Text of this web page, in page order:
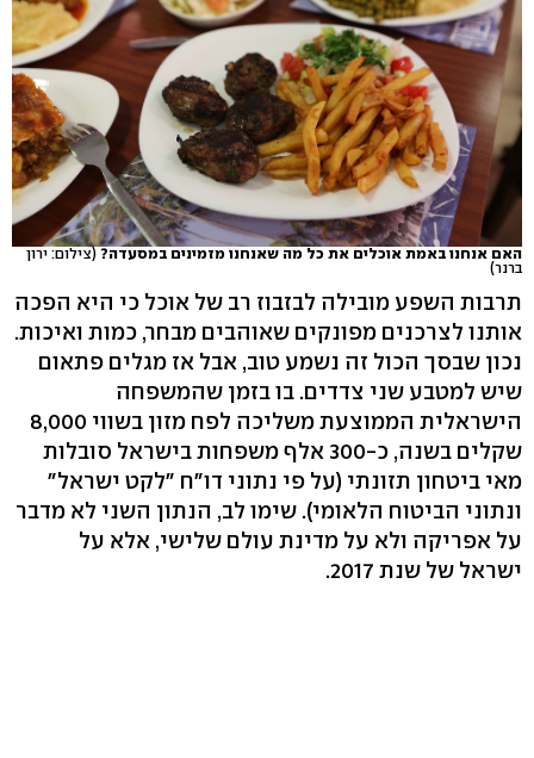
האם אנחנו באמת אוכלים את כל מה שאנחנו מזמינים במסעדה?(צילום: ירון
ברנר)
תרבות השפע מובילה לבזבוז רב של אוכל כי היא הפכה
אותנו לצרכנים מפונקים שאוהבים מבחר, כמות ואיכות.
נכון שבסך הכול זה נשמע טוב, אבל אז מגלים פתאום
שיש למטבע שני צדדים. בו בזמן שהמשפחה
הישראלית הממוצעת משליכה לפח מזון בשווי 8,000
שקלים בשנה, כ-300 אלף משפחות בישראל סובלות
מאי ביטחון תזונתי (על פי נתוני דו"ח "לקט ישראל"
ונתוני הביטוח הלאומי). שימו לב, הנתון השני לא מדבר
על אפריקה ולא על מדינת עולם שלישי, אלא על
ישראל של שנת 2017.